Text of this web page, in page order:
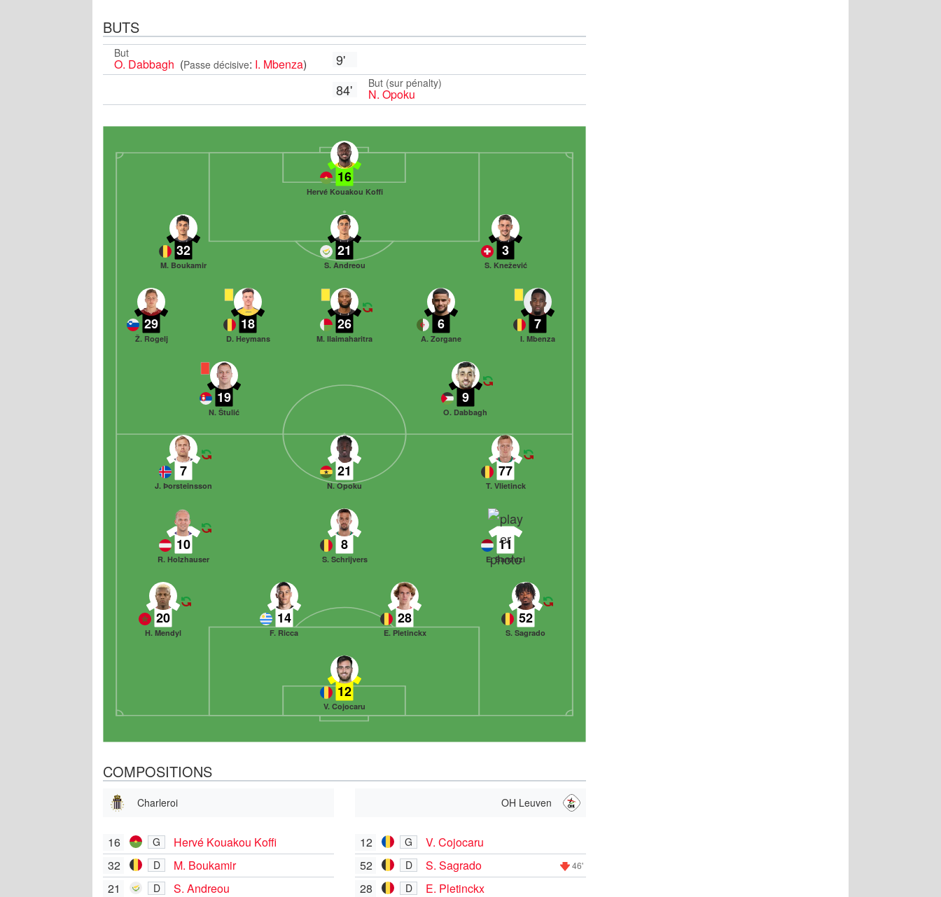
BUTS
But
O. Dabbagh (Passe décisive: I. Mbenza)
9'
84'
But (sur pénalty)
N. Opoku
16
Hervé Kouakou Koffi
3
S. Knežević
21
S. Andreou
32
M. Boukamir
7
I. Mbenza
6
A. Zorgane
26
M. Ilaimaharitra
18
D. Heymans
29
Ž. Rogelj
9
O. Dabbagh
19
N. Štulić
12
V. Cojocaru
20
H. Mendyl
14
F. Ricca
28
E. Pletinckx
52
S. Sagrado
10
R. Holzhauser
8
S. Schrijvers
11
E. Banzuzi
7
J. Þorsteinsson
21
N. Opoku
77
T. Vlietinck
COMPOSITIONS
Charleroi
16 G
Hervé Kouakou Koffi
32
D
M. Boukamir
21
D
S. Andreou
OH Leuven
12 G
V. Cojocaru
52
D S. Sagrado 46'
28 D
E. Pletinckx